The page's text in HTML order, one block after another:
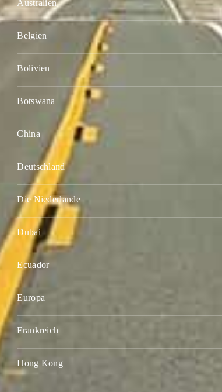
Australien
Belgien
Bolivien
Botswana
China
Deutschland
Die Niederlande
Dubai
Ecuador
Europa
Frankreich
Hong Kong